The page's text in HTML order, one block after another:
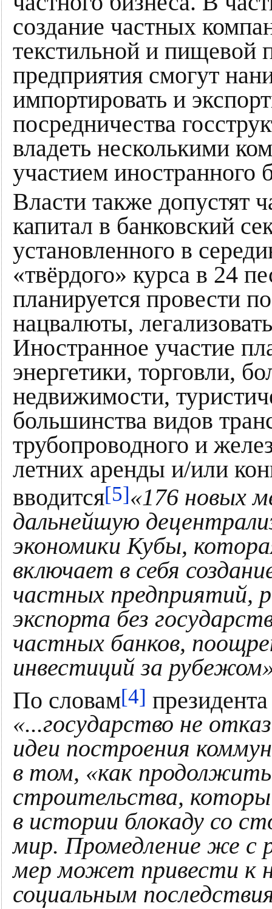
создание частных
текстильной и пищевой
предприятия смогут
импортировать и
посредничества
владеть несколькими
участием иностранного
Власти также допустят
капитал в банковский
установленного в
«твёрдого» курса в 24
планируется провести
нацвалюты,
Иностранное участие
энергетики, торговли,
недвижимости,
большинства видов
трубопроводного и
летних аренды и/или
вводится[5]«176 новых
дальнейшую
экономики Кубы,
включает в себя
частных предприятий,
экспорта без
частных банков,
инвестиций за
По словам[4]
«...государство не
идеи построения
в том, «как продолжить
строительства,
в истории блокаду со
мир. Промедление же с
мер может привести к
социальным